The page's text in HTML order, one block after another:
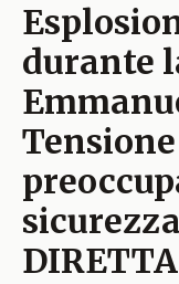
durante
DIRETTA